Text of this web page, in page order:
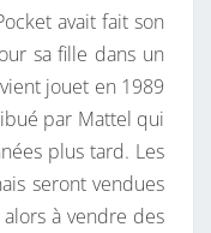
avait fait son
sa fille dans un
jouet en 1989
par Mattel qui
plus tard. Les
seront vendues
à vendre des